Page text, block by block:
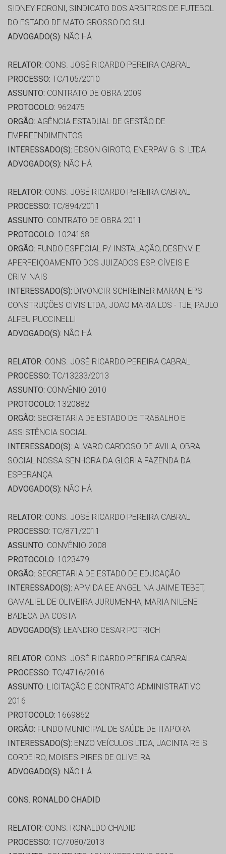
SIDNEY FORONI, SINDICATO DOS ARBITROS DE FUTEBOL
DO ESTADO DE MATO GROSSO DO SUL
ADVOGADO(S): NÃO HÁ
RELATOR: CONS. JOSÉ RICARDO PEREIRA CABRAL
PROCESSO: TC/105/2010
ASSUNTO: CONTRATO DE OBRA 2009
PROTOCOLO: 962475
ORGÃO: AGÊNCIA ESTADUAL DE GESTÃO DE
EMPREENDIMENTOS
INTERESSADO(S): EDSON GIROTO, ENERPAV G. S. LTDA
ADVOGADO(S): NÃO HÁ
RELATOR: CONS. JOSÉ RICARDO PEREIRA CABRAL
PROCESSO: TC/894/2011
ASSUNTO: CONTRATO DE OBRA 2011
PROTOCOLO: 1024168
ORGÃO: FUNDO ESPECIAL P/ INSTALAÇÃO, DESENV. E
APERFEIÇOAMENTO DOS JUIZADOS ESP. CÍVEIS E
CRIMINAIS
INTERESSADO(S): DIVONCIR SCHREINER MARAN, EPS
CONSTRUÇÕES CIVIS LTDA, JOAO MARIA LOS - TJE, PAULO
ALFEU PUCCINELLI
ADVOGADO(S): NÃO HÁ
RELATOR: CONS. JOSÉ RICARDO PEREIRA CABRAL
PROCESSO: TC/13233/2013
ASSUNTO: CONVÊNIO 2010
PROTOCOLO: 1320882
ORGÃO: SECRETARIA DE ESTADO DE TRABALHO E
ASSISTÊNCIA SOCIAL
INTERESSADO(S): ALVARO CARDOSO DE AVILA, OBRA
SOCIAL NOSSA SENHORA DA GLORIA FAZENDA DA
ESPERANÇA
ADVOGADO(S): NÃO HÁ
RELATOR: CONS. JOSÉ RICARDO PEREIRA CABRAL
PROCESSO: TC/871/2011
ASSUNTO: CONVÊNIO 2008
PROTOCOLO: 1023479
ORGÃO: SECRETARIA DE ESTADO DE EDUCAÇÃO
INTERESSADO(S): APM DA EE ANGELINA JAIME TEBET,
GAMALIEL DE OLIVEIRA JURUMENHA, MARIA NILENE
BADECA DA COSTA
ADVOGADO(S): LEANDRO CESAR POTRICH
RELATOR: CONS. JOSÉ RICARDO PEREIRA CABRAL
PROCESSO: TC/4716/2016
ASSUNTO: LICITAÇÃO E CONTRATO ADMINISTRATIVO
2016
PROTOCOLO: 1669862
ORGÃO: FUNDO MUNICIPAL DE SAÚDE DE ITAPORA
INTERESSADO(S): ENZO VEÍCULOS LTDA, JACINTA REIS
CORDEIRO, MOISES PIRES DE OLIVEIRA
ADVOGADO(S): NÃO HÁ
CONS. RONALDO CHADID
RELATOR: CONS. RONALDO CHADID
PROCESSO: TC/7080/2013